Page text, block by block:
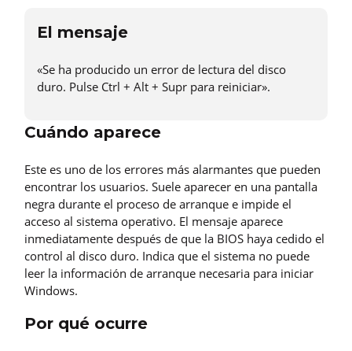
El mensaje
«Se ha producido un error de lectura del disco
duro. Pulse Ctrl + Alt + Supr para reiniciar».
Cuándo aparece
Este es uno de los errores más alarmantes que pueden
encontrar los usuarios. Suele aparecer en una pantalla
negra durante el proceso de arranque e impide el
acceso al sistema operativo. El mensaje aparece
inmediatamente después de que la BIOS haya cedido el
control al disco duro. Indica que el sistema no puede
leer la información de arranque necesaria para iniciar
Windows.
Por qué ocurre